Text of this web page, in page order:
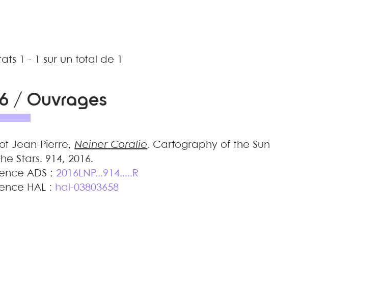
1 - 1 sur un total de 1
/ Ouvrages
Jean-Pierre, Neiner Coralie. Cartography of the Sun
Stars. 914, 2016.
ADS : 2016LNP...914.....R
HAL : hal-03803658